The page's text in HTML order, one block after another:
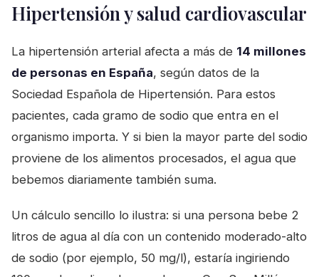
Hipertensión y salud cardiovascular
La hipertensión arterial afecta a más de 14 millones
de personas en España, según datos de la
Sociedad Española de Hipertensión. Para estos
pacientes, cada gramo de sodio que entra en el
organismo importa. Y si bien la mayor parte del sodio
proviene de los alimentos procesados, el agua que
bebemos diariamente también suma.
Un cálculo sencillo lo ilustra: si una persona bebe 2
litros de agua al día con un contenido moderado-alto
de sodio (por ejemplo, 50 mg/l), estaría ingiriendo